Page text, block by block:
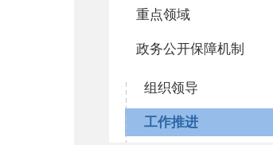
重点领域
政务公开保障机制
组织领导
工作推进